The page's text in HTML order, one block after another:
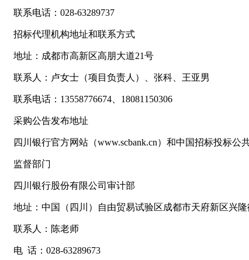
联系电话：028-63289737
招标代理机构地址和联系方式
地址：成都市高新区高朋大道21号
联系人：卢女士（项目负责人）、张科、王亚男
联系电话：13558776674、18081150306
采购公告发布地址
四川银行官方网站（www.scbank.cn）和中国招标投标公
监督部门
四川银行股份有限公司审计部
地址：中国（四川）自由贸易试验区成都市天府新区兴
联系人：陈老师
电 话：028-63289673